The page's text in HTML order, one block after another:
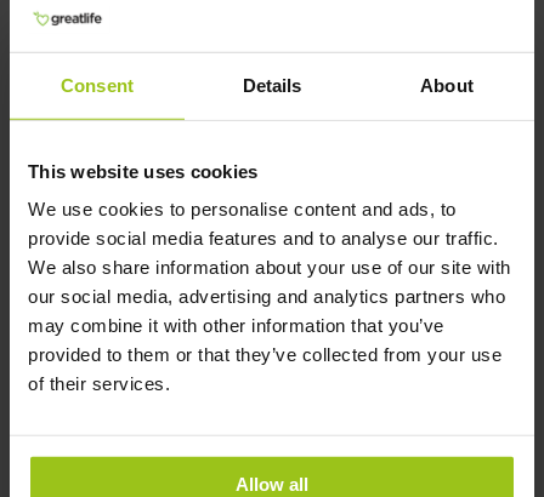
Consent Details About
This website uses cookies
We use cookies to personalise content and ads, to
provide social media features and to analyse our traffic.
We also share information about your use of our site with
our social media, advertising and analytics partners who
may combine it with other information that you’ve
provided to them or that they’ve collected from your use
of their services.
Allow all
um e-mail para
[email protected]
Autor e Revisor
Autor:
Greatlife.pt ,Os melhores em saúde
medicina funcional